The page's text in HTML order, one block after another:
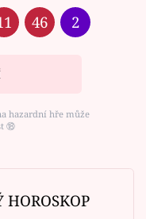
46 2
hazardní hře může
⑱
HOROSKOP